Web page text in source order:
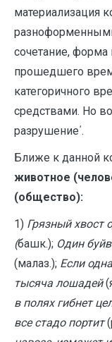
материализация
сочетание,
прошедшего
категоричного
средствами. Но
разрушение΄.
Ближе к данной
животное
(общество):
1) Грязный хвост
(башк.); Один
(малаз.); Если
тысяча лошадей
в полях гибнет
все стадо портит